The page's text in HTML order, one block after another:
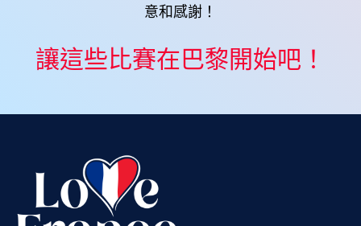
意和感謝！
讓這些比賽在巴黎開始吧！
Urdu